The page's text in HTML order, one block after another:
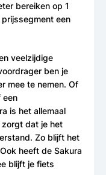
bereiken op 1
een
veelzijdige
ben je
mee te nemen. Of
een
is het allemaal
dat je het
Zo blijft het
heeft de Sakura
blijft je fiets